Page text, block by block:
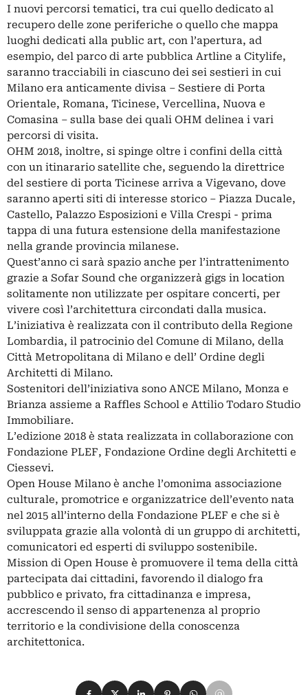
I nuovi percorsi tematici, tra cui quello dedicato al
recupero delle zone periferiche o quello che mappa
luoghi dedicati alla public art, con l’apertura, ad
esempio, del parco di arte pubblica Artline a Citylife,
saranno tracciabili in ciascuno dei sei sestieri in cui
Milano era anticamente divisa – Sestiere di Porta
Orientale, Romana, Ticinese, Vercellina, Nuova e
Comasina – sulla base dei quali OHM delinea i vari
percorsi di visita.
OHM 2018, inoltre, si spinge oltre i confini della città
con un itinarario satellite che, seguendo la direttrice
del sestiere di porta Ticinese arriva a Vigevano, dove
saranno aperti siti di interesse storico – Piazza Ducale,
Castello, Palazzo Esposizioni e Villa Crespi - prima
tappa di una futura estensione della manifestazione
nella grande provincia milanese.
Quest’anno ci sarà spazio anche per l’intrattenimento
grazie a Sofar Sound che organizzerà gigs in location
solitamente non utilizzate per ospitare concerti, per
vivere così l’architettura circondati dalla musica.
L’iniziativa è realizzata con il contributo della Regione
Lombardia, il patrocinio del Comune di Milano, della
Città Metropolitana di Milano e dell’ Ordine degli
Architetti di Milano.
Sostenitori dell’iniziativa sono ANCE Milano, Monza e
Brianza assieme a Raffles School e Attilio Todaro Studio
Immobiliare.
L’edizione 2018 è stata realizzata in collaborazione con
Fondazione PLEF, Fondazione Ordine degli Architetti e
Ciessevi.
Open House Milano è anche l’omonima associazione
culturale, promotrice e organizzatrice dell’evento nata
nel 2015 all’interno della Fondazione PLEF e che si è
sviluppata grazie alla volontà di un gruppo di architetti,
comunicatori ed esperti di sviluppo sostenibile.
Mission di Open House è promuovere il tema della città
partecipata dai cittadini, favorendo il dialogo fra
pubblico e privato, fra cittadinanza e impresa,
accrescendo il senso di appartenenza al proprio
territorio e la condivisione della conoscenza
architettonica.
Condividi su Facebook
Condividi su X
Condividi su LinkedIn
Condividi su Pinterest
Condividi su WhatsApp
Condividi su Email